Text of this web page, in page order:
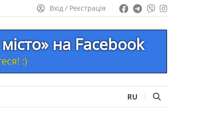
Вхід / Реєстрація
на Facebook
:)
RU